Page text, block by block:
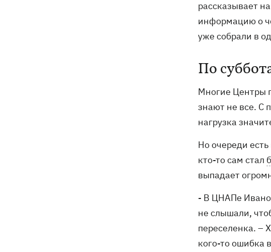
рассказывает
информацию о
уже собрали в
По
Многие Центры
знают не все. С
нагрузка
Но очереди
кто-то сам стал
выпадает
- В ЦНАПе
не слышали,
переселенка. –
кого-то ошибка